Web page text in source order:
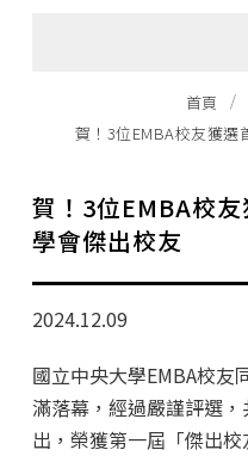
首頁
賀！3位EMBA校友獲選
賀！3位EMBA校
學會傑出校友
2024.12.09
國立中央大學EMBA校友
滿落幕，經過嚴謹評選
出，榮獲第一屆「傑出